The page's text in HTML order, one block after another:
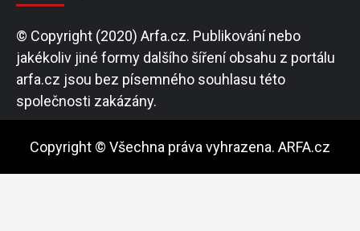
© Copyright (2020) Arfa.cz. Publikování nebo
jakékoliv jiné formy dalšího šíření obsahu z portálu
arfa.cz jsou bez písemného souhlasu této
společnosti zakázány.
Copyright © Všechna práva vyhrazena. ARFA.cz